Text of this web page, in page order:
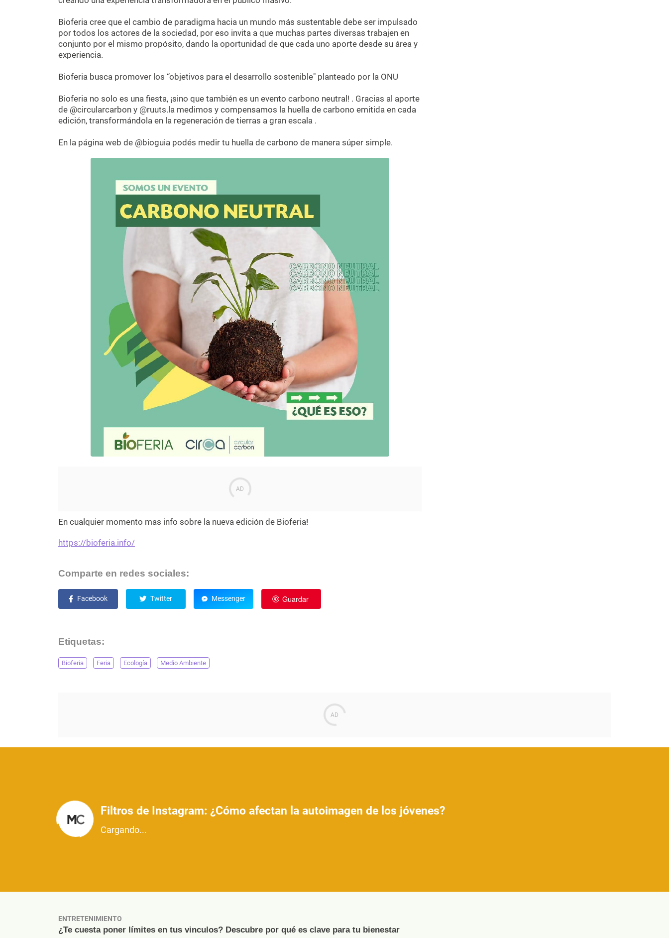
Bioferia cree que el cambio de paradigma hacia un mundo más sustentable debe ser impulsado
por todos los actores de la sociedad, por eso invita a que muchas partes diversas trabajen en
conjunto por el mismo propósito, dando la oportunidad de que cada uno aporte desde su área y
experiencia.
Bioferia busca promover los “objetivos para el desarrollo sostenible" planteado por la ONU
Bioferia no solo es una fiesta, ¡sino que también es un evento carbono neutral! . Gracias al aporte
de @circularcarbon y @ruuts.la medimos y compensamos la huella de carbono emitida en cada
edición, transformándola en la regeneración de tierras a gran escala .
En la página web de @bioguia podés medir tu huella de carbono de manera súper simple.
En cualquier momento mas info sobre la nueva edición de Bioferia!
https://bioferia.info/
Comparte en redes sociales:
Facebook Twitter Messenger Guardar
Etiquetas:
Bioferia Feria Ecología Medio Ambiente
Filtros de Instagram: ¿Cómo afectan la autoimagen de los jóvenes?
Cargando...
ENTRETENIMIENTO
¿Te cuesta poner límites en tus vinculos? Descubre por qué es clave para tu bienestar